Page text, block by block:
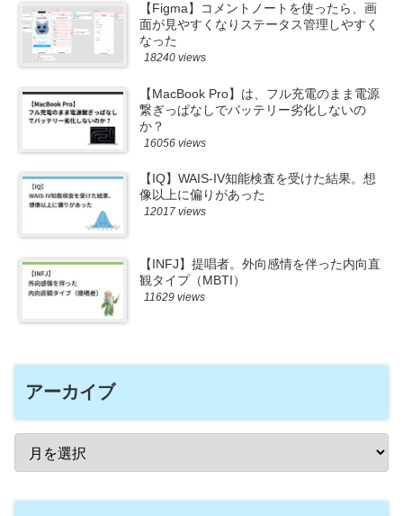
【Figma】コメントノートを使ったら、画
面が見やすくなりステータス管理しやすく
なった
18240 views
【MacBook Pro】は、フル充電のまま電源
繋ぎっぱなしでバッテリー劣化しないの
か？
16056 views
【IQ】WAIS-IV知能検査を受けた結果。想
像以上に偏りがあった
12017 views
【INFJ】提唱者。外向感情を伴った内向直
観タイプ（MBTI）
11629 views
アーカイブ